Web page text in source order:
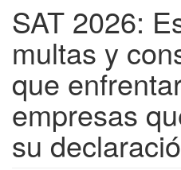
SAT 2026:
multas y
que
empresas
su